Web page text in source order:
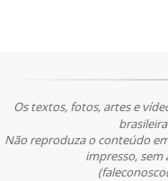
Os textos, fotos, artes e
Não reproduza o conteúdo
impresso, sem